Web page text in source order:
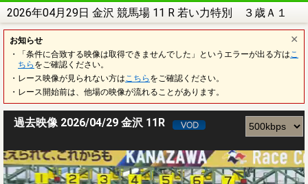
2026年04月29日 金沢 競馬場 11 R 若い力特別 ３歳Ａ１
お知らせ
・「条件に合致する映像は取得できませんでした」というエラーが出る方は こ
ちら をご確認ください。
・レース映像が見られない方は こちら をご確認ください。
・レース開始前は、他場の映像が流れることがあります。
過去映像 2026/04/29 金沢 11R